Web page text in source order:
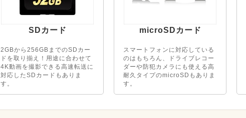
SDカード
2GBから256GBまでのSDカー
ドを取り揃え！用途に合わせて
4K動画を撮影できる高速転送に
対応したSDカードもありま
す。
microSDカード
スマートフォンに対応している
のはもちろん、ドライブレコー
ダーや防犯カメラにも使える高
耐久タイプのmicroSDもありま
す。